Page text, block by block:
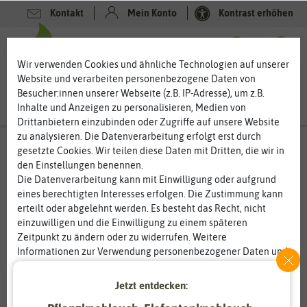
Kontakt Mein Konto Kontrast erhöhen
Wir verwenden Cookies und ähnliche Technologien auf unserer
Website und verarbeiten personenbezogene Daten von
Besucher:innen unserer Webseite (z.B. IP-Adresse), um z.B.
Inhalte und Anzeigen zu personalisieren, Medien von
Drittanbietern einzubinden oder Zugriffe auf unsere Website
zu analysieren. Die Datenverarbeitung erfolgt erst durch
gesetzte Cookies. Wir teilen diese Daten mit Dritten, die wir in
den Einstellungen benennen.
Die Datenverarbeitung kann mit Einwilligung oder aufgrund
eines berechtigten Interesses erfolgen. Die Zustimmung kann
erteilt oder abgelehnt werden. Es besteht das Recht, nicht
einzuwilligen und die Einwilligung zu einem späteren
Zeitpunkt zu ändern oder zu widerrufen. Weitere
Informationen zur Verwendung personenbezogener Daten und
Jetzt entdecken: